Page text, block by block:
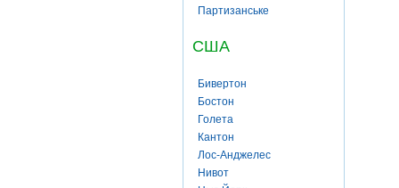
Партизанське
США
Бивертон
Бостон
Голета
Кантон
Лос-Анджелес
Нивот